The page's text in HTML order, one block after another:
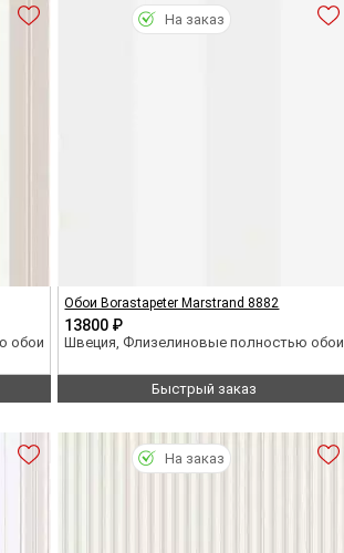
обои
Обои Borastapeter Marstrand 8882
13800 ₽
Швеция, Флизелиновые полностью обои
Быстрый заказ
На заказ
На заказ